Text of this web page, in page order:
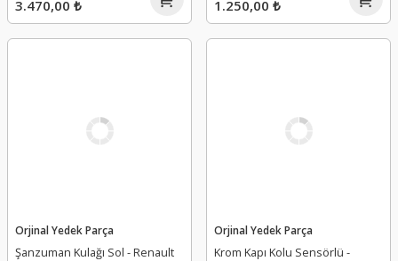
3.470,00 ₺ 1.250,00 ₺
Orjinal Yedek Parça
Şanzuman Kulağı Sol - Renault
Orjinal Yedek Parça
Krom Kapı Kolu Sensörlü -